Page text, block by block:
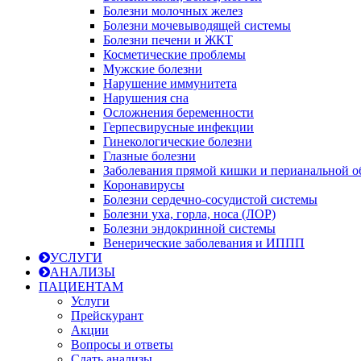
Болезни молочных желез
Болезни мочевыводящей системы
Болезни печени и ЖКТ
Косметические проблемы
Мужские болезни
Нарушение иммунитета
Нарушения сна
Осложнения беременности
Герпесвирусные инфекции
Гинекологические болезни
Глазные болезни
Заболевания прямой кишки и перианальной
Коронавирусы
Болезни сердечно-сосудистой системы
Болезни уха, горла, носа (ЛОР)
Болезни эндокринной системы
Венерические заболевания и ИППП
УСЛУГИ
АНАЛИЗЫ
ПАЦИЕНТАМ
Услуги
Прейскурант
Акции
Вопросы и ответы